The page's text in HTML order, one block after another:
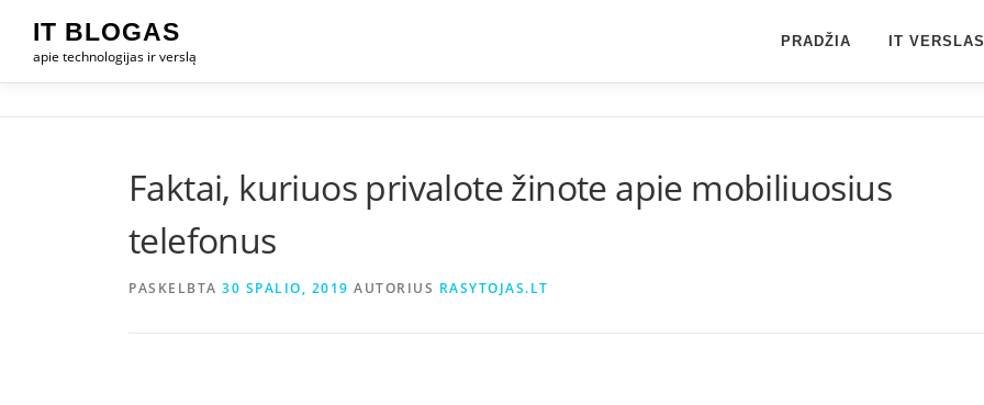
turinio
IT BLOGAS
apie technologijas ir verslą
PRADŽIA IT VERSLAS
Faktai, kuriuos privalote žinote apie mobiliuosius
telefonus
PASKELBTA 30 SPALIO, 2019 AUTORIUS RASYTOJAS.LT